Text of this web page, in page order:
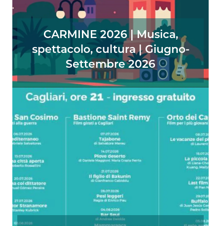
CARMINE 2026 | Musica,
spettacolo, cultura | Giugno-
Settembre 2026